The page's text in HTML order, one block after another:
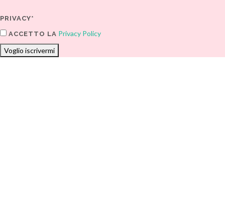
PRIVACY*
ACCETTO LA Privacy Policy
Voglio iscrivermi